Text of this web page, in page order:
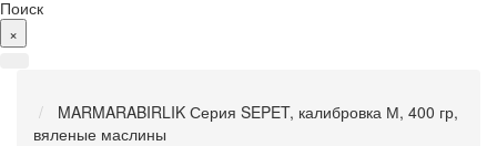
Поиск
×
MARMARABIRLIK Серия SEPET, калибровка М, 400 гр,
вяленые маслины